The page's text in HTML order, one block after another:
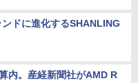
ドに進化するSHANLING
内。産経新聞社がAMD R